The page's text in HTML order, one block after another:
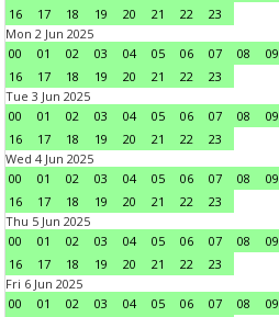
16
17 18 19 20 21 22
23
Mon 2 Jun 2025
00
01 02 03 04 05 06 07 08 09
16
17 18 19 20 21 22
23
Tue 3 Jun 2025
00
01 02 03 04 05 06 07 08 09
16
17 18 19 20 21 22
23
Wed 4 Jun 2025
00
01 02 03 04 05 06 07 08 09
16
17 18 19 20 21 22
23
Thu 5 Jun 2025
00
01 02 03 04 05 06 07 08 09
16
17 18 19 20 21 22
23
Fri 6 Jun 2025
00
01 02 03 04 05 06 07 08 09